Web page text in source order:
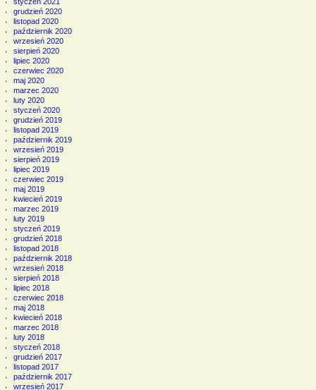
styczeń 2021
grudzień 2020
listopad 2020
październik 2020
wrzesień 2020
sierpień 2020
lipiec 2020
czerwiec 2020
maj 2020
marzec 2020
luty 2020
styczeń 2020
grudzień 2019
listopad 2019
październik 2019
wrzesień 2019
sierpień 2019
lipiec 2019
czerwiec 2019
maj 2019
kwiecień 2019
marzec 2019
luty 2019
styczeń 2019
grudzień 2018
listopad 2018
październik 2018
wrzesień 2018
sierpień 2018
lipiec 2018
czerwiec 2018
maj 2018
kwiecień 2018
marzec 2018
luty 2018
styczeń 2018
grudzień 2017
listopad 2017
październik 2017
wrzesień 2017